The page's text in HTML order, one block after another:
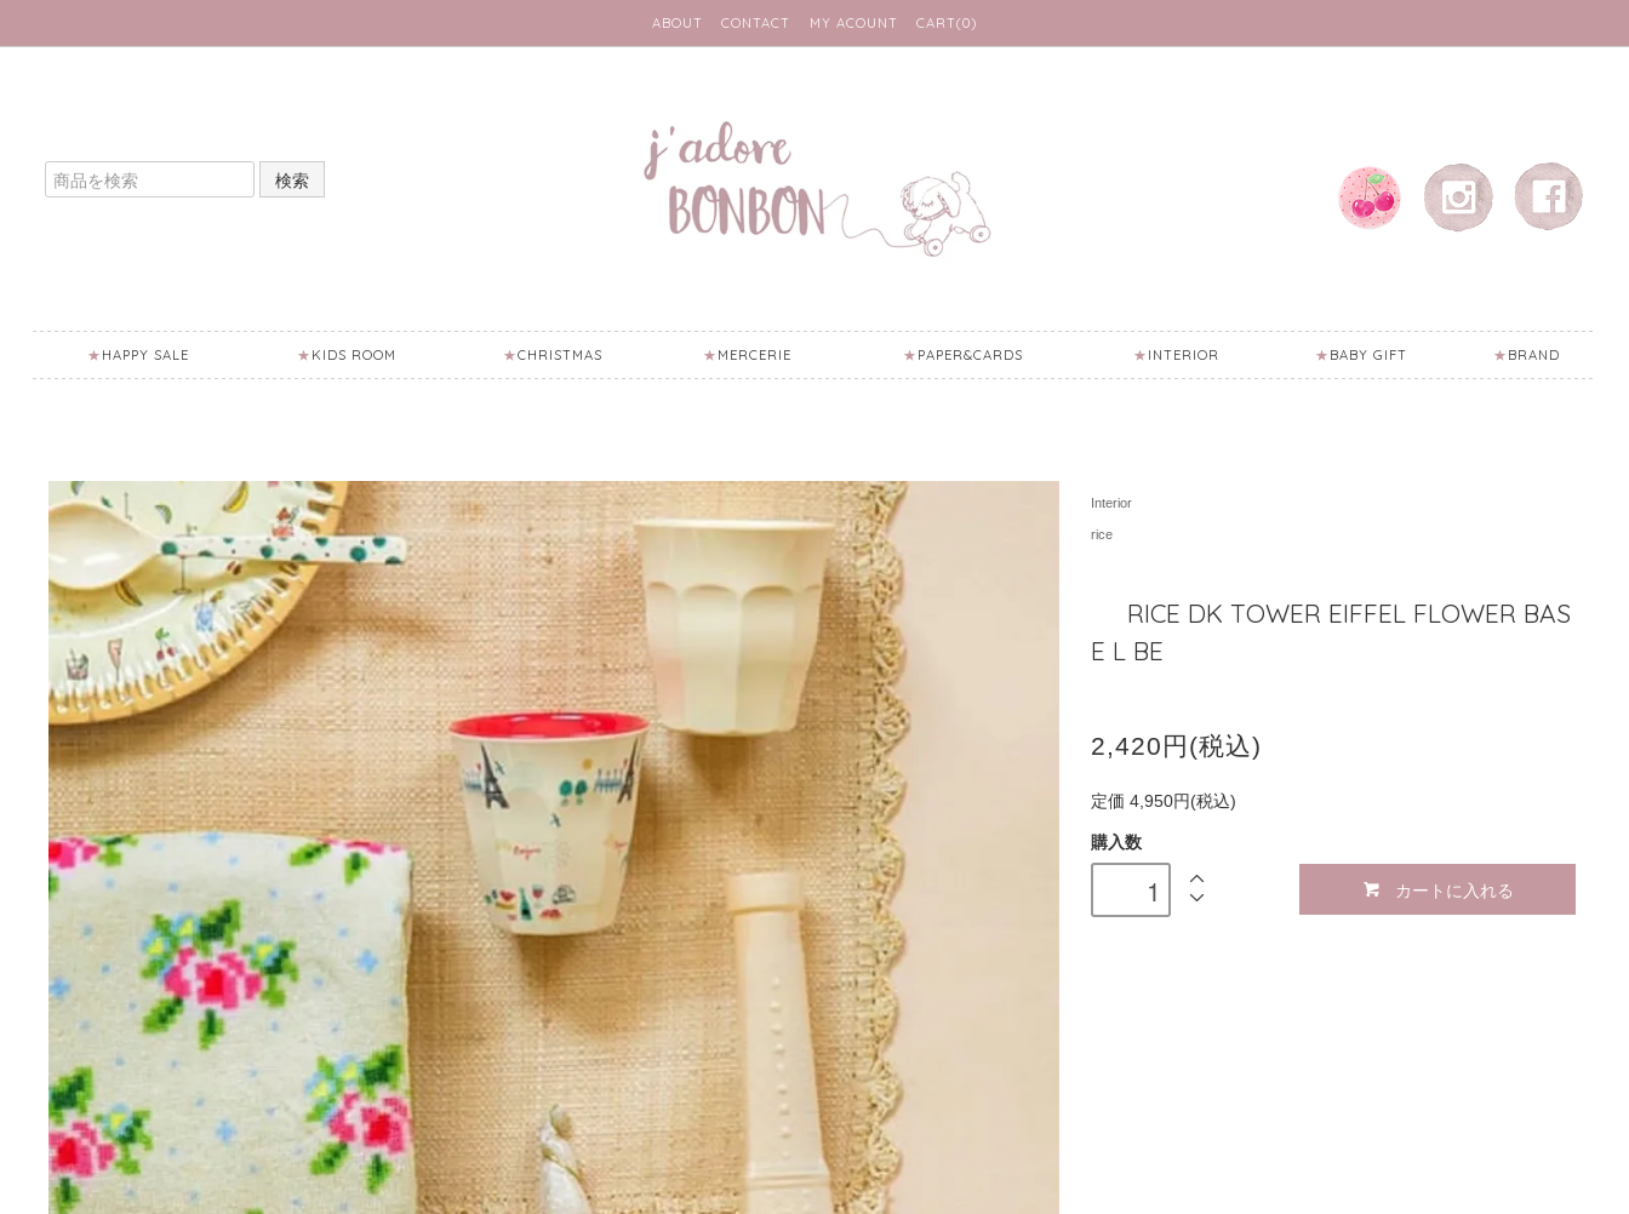
ABOUT CONTACT MY ACOUNT CART(0)
検索
HAPPY SALE KIDS ROOM CHRISTMAS MERCERIE PAPER&CARDS INTERIOR BABY GIFT BRAND
Interior
rice
RICE DK TOWER EIFFEL FLOWER BAS
E L BE
2,420円(税込)
定価 4,950円(税込)
購入数
カートに入れる